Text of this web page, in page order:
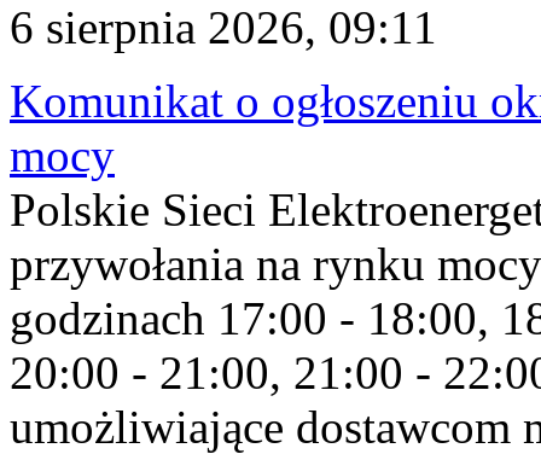
6 sierpnia 2026, 09:11
Komunikat o ogłoszeniu
mocy
Polskie Sieci
przywołania na rynku
godzinach 17:00 - 18:00,
20:00 - 21:00, 21:00 -
umożliwiające dostawcom